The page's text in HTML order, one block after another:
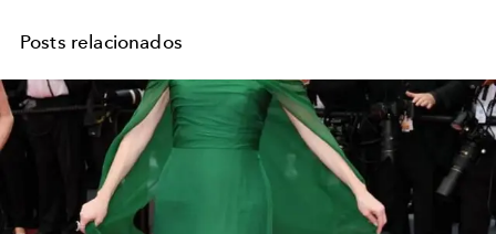
Posts relacionados